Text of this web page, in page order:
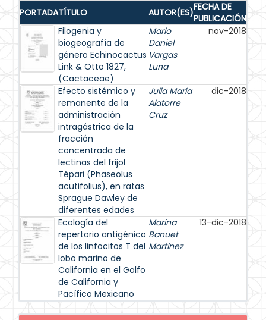
PORTADATÍTULO AUTOR(ES)FECHA DE
PUBLICACIÓN
Filogenia y
biogeografía de
género Echinocactus
Link & Otto 1827,
(Cactaceae)
Mario
Daniel
Vargas
Luna
nov-2018
Efecto sistémico y
remanente de la
administración
intragástrica de la
fracción
concentrada de
lectinas del frijol
Tépari (Phaseolus
acutifolius), en ratas
Sprague Dawley de
diferentes edades
Julia María
Alatorre
Cruz
dic-2018
Ecología del
repertorio antigénico
de los linfocitos T del
lobo marino de
California en el Golfo
de California y
Pacífico Mexicano
Marina
Banuet
Martinez
13-dic-2018